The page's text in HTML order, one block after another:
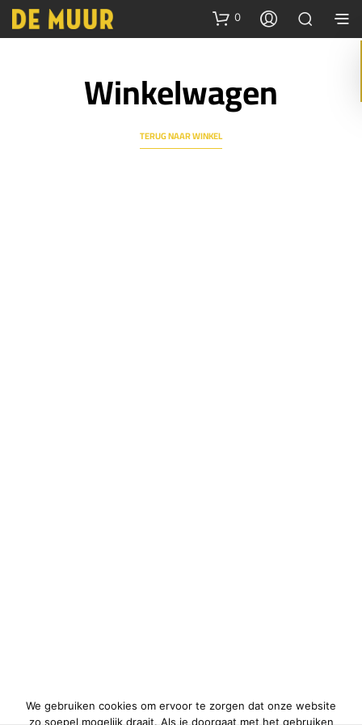
0
Winkelwagen
TERUG NAAR WINKEL
We gebruiken cookies om ervoor te zorgen dat onze website
zo soepel mogelijk draait. Als je doorgaat met het gebruiken